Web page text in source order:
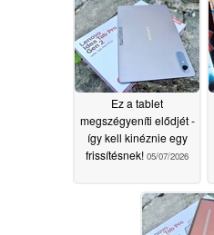
Ez a tablet
megszégyeníti elődjét -
így kell kinéznie egy
frissítésnek! 05/07/2026